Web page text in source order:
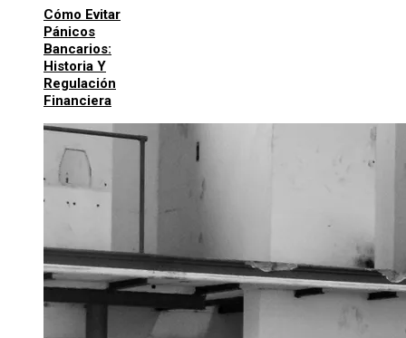
Cómo Evitar
Pánicos
Bancarios:
Historia Y
Regulación
Financiera